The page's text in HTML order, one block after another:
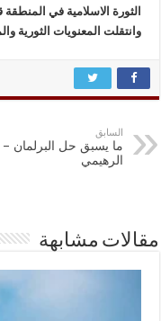
الثورة الاسلامية في
وانتقلت المعنويات الثورية
السابق
ما يسبق حل البرلمان –
الرهيمي
مقالات مشابهة